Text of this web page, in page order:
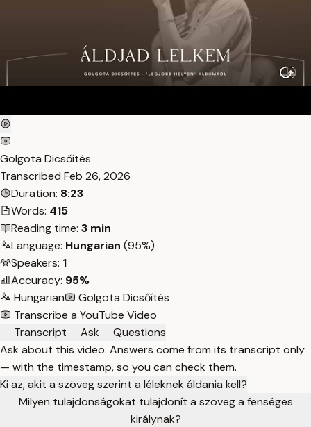
Golgota Dicsőítés
Transcribed Feb 26, 2026
Duration: 8:23
Words: 415
Reading time: 3 min
Language: Hungarian (95%)
Speakers: 1
Accuracy: 95%
Hungarian
Golgota Dicsőítés
Transcribe a YouTube Video
Transcript
Ask
Questions
Ask about this video. Answers come from its transcript only
— with the timestamp, so you can check them.
Ki az, akit a szöveg szerint a léleknek áldania kell?
Milyen tulajdonságokat tulajdonít a szöveg a fenséges
királynak?